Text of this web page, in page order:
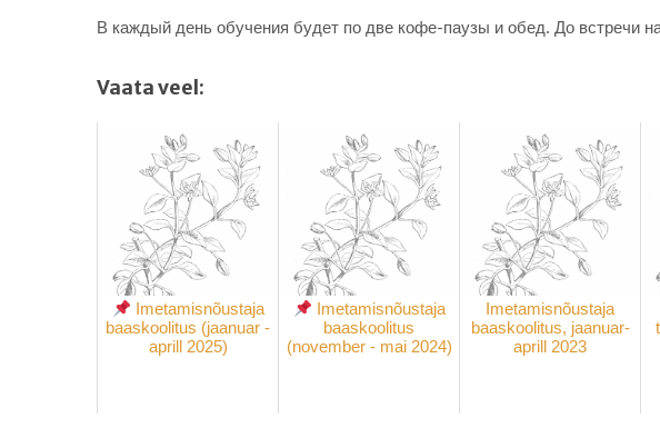
В каждый день обучения будет по две кофе-паузы и обед. До встречи
Vaata veel:
Imetamisnõustaja
baaskoolitus (jaanuar -
aprill 2025)
Imetamisnõustaja
baaskoolitus
(november - mai 2024)
Imetamisnõustaja
baaskoolitus, jaanuar-
aprill 2023